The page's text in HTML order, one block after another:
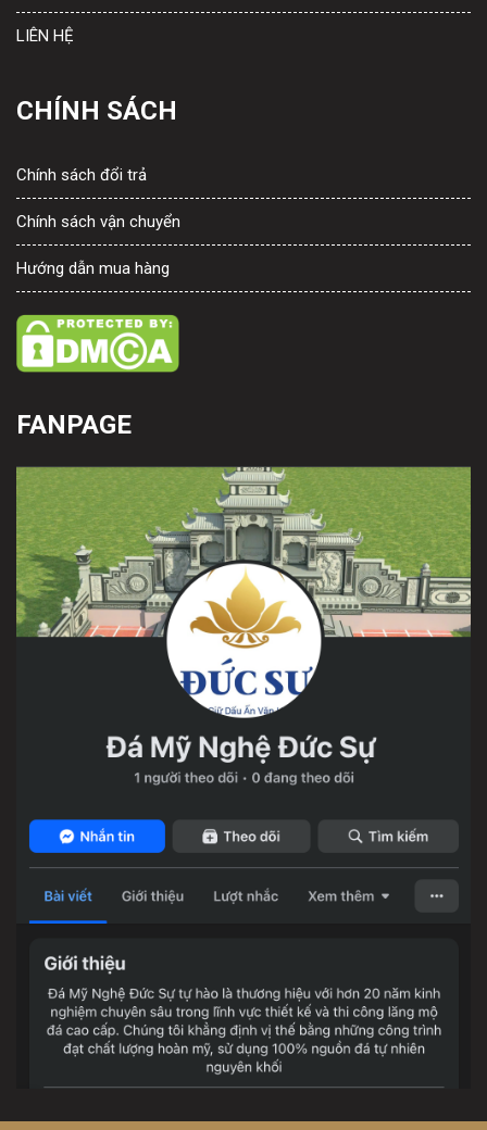
LIÊN HỆ
CHÍNH SÁCH
Chính sách đổi trả
Chính sách vận chuyển
Hướng dẫn mua hàng
FANPAGE